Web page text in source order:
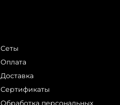
Сеты
Оплата
Доставка
Сертификаты
Обработка персональных